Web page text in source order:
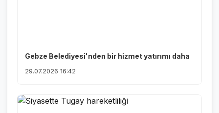
Gebze Belediyesi'nden bir hizmet yatırımı daha
29.07.2026 16:42